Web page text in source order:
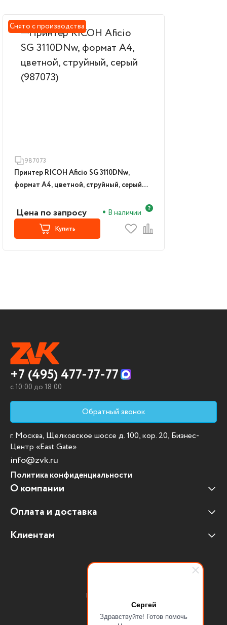
Сергей
Здравствуйте! Готов помочь
Снято с производства
987073
Принтер RICOH Aficio SG 3110DNw,
формат A4, цветной, струйный, серый
Цена по запросу В наличии
Купить
+7 (495) 477-77-77
c 10:00 до 18:00
Обратный звонок
г. Москва, Щелковское шоссе д. 100, кор. 20, Бизнес-
Центр «East Gate»
info@zvk.ru
Политика конфиденциальности
О компании
Наши клиенты
Отзывы клиентов
Оплата и доставка
Оплата и доставка
Клиентам
Мультимедийное оборудование
Присоединяйтесь: